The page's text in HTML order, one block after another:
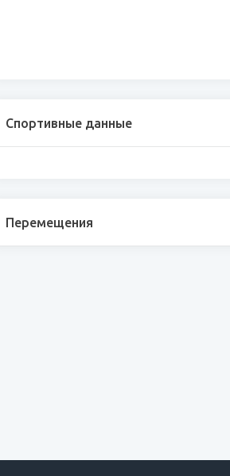
Спортивные данные
Перемещения